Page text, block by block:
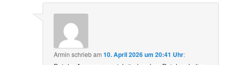
Armin schriebam10. April 2026 um 20:41 Uhr: